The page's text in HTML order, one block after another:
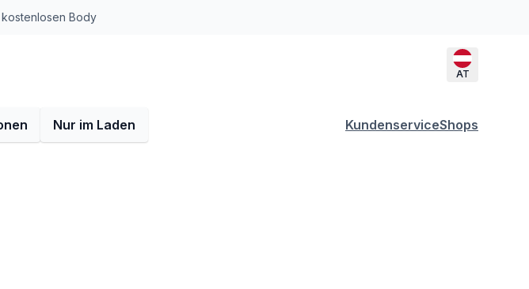
Body
AT
Nur im Laden KundenserviceShops